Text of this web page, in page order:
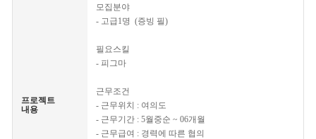
프로젝트
내용
모집분야
- 고급1명 (증빙 필)
필요스킬
- 피그마
근무조건
- 근무위치 : 여의도
- 근무기간 : 5월중순 ~ 06개월
- 근무급여 : 경력에 따른 협의